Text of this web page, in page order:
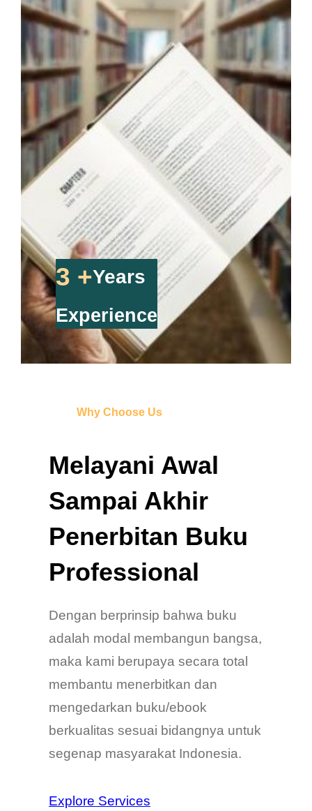
3 +Years
Experience
Why Choose Us
Melayani Awal
Sampai Akhir
Penerbitan Buku
Professional
Dengan berprinsip bahwa buku
adalah modal membangun bangsa,
maka kami berupaya secara total
membantu menerbitkan dan
mengedarkan buku/ebook
berkualitas sesuai bidangnya untuk
segenap masyarakat Indonesia.
Explore Services